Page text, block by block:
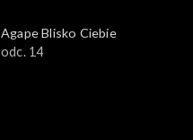
Agape Blisko Ciebie
odc. 14